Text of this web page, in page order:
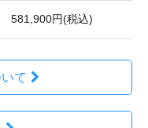
581,900円(税込)
て